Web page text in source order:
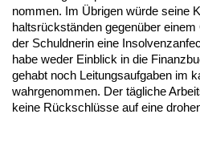
nom­men. Im Übri­gen würde sei­ne
haltsrückständen ge­genüber ei­nem
der Schuld­ne­rin ei­ne
ha­be we­der Ein­blick in die
ge­habt noch Lei­tungs­auf­ga­ben im
wahr­ge­nom­men. Der tägli­che
kei­ne Rück­schlüsse auf ei­ne